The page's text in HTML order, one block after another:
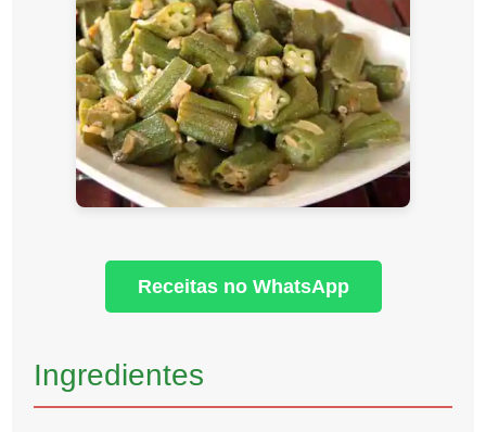
Receitas no WhatsApp
Ingredientes